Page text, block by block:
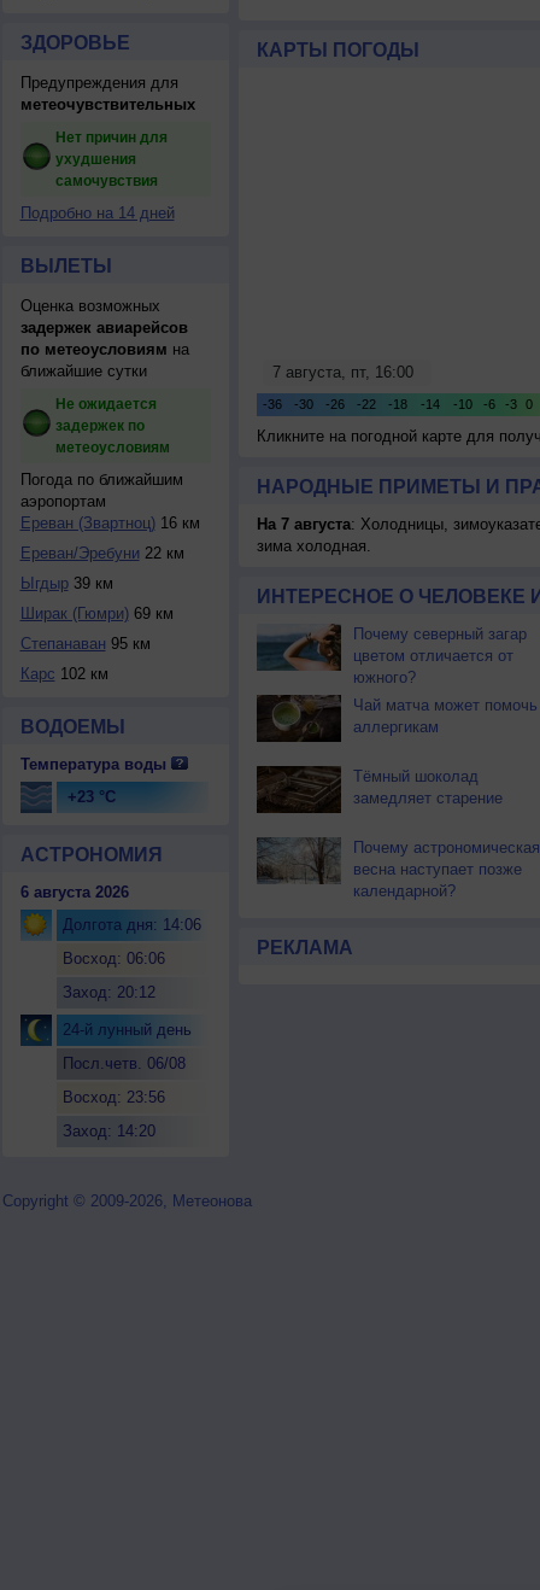
ЗДОРОВЬЕ
Предупреждения для
метеочувствительных
Нет причин для
ухудшения
самочувствия
Подробно на 14 дней
ВЫЛЕТЫ
Оценка возможных
задержек авиарейсов
по метеоусловиям на
ближайшие сутки
Не ожидается
задержек по
метеоусловиям
Погода по ближайшим
аэропортам
Ереван (Звартноц)16 км
Ереван/Эребуни 22 км
Ыгдыр39 км
Ширак (Гюмри)69 км
Степанаван 95 км
Карс 102 км
ВОДОЕМЫ
Температура воды
+23 °C
АСТРОНОМИЯ
6 августа 2026
Долгота дня: 14:06
Восход: 06:06
Заход: 20:12
24-й лунный день
Посл.четв. 06/08
Восход: 23:56
Заход: 14:20
КАРТЫ ПОГОДЫ
Кликните на погодной карте для
НАРОДНЫЕ ПРИМЕТЫ И
На 7 августа: Холодницы,
зима холодная.
ИНТЕРЕСНОЕ О ЧЕЛОВЕКЕ
Почему северный загар
цветом отличается от
южного?
Чай матча может помочь
аллергикам
Тёмный шоколад
замедляет старение
Почему астрономическая
весна наступает позже
календарной?
РЕКЛАМА
Copyright © 2009-2026, Метеонова